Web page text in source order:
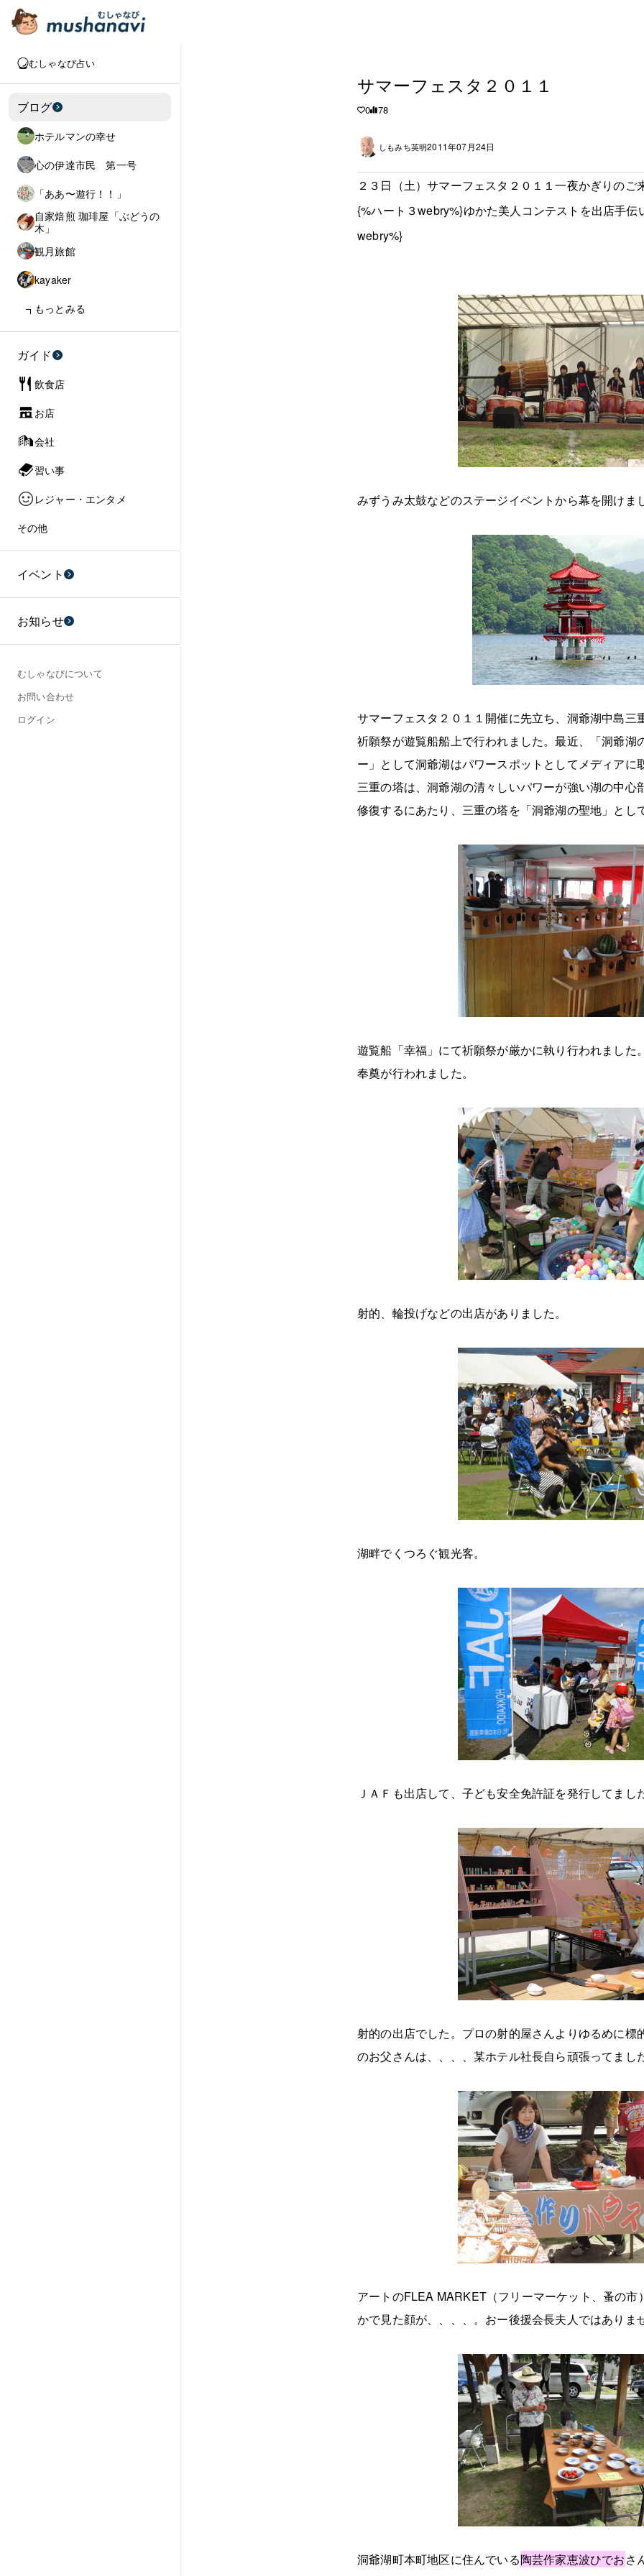
むしゃなび占い
ブログ
ホテルマンの幸せ
心の伊達市民 第一号
「ああ〜遊行！！」
自家焙煎 珈琲屋「ぶどうの
木」
観月旅館
kayaker
もっとみる
ガイド
飲食店
お店
会社
習い事
レジャー・エンタメ
その他
イベント
お知らせ
むしゃなびについて
お問い合わせ
ログイン
サマーフェスタ２０１１
0 78
しもみち英明2011年07月24日
２３日（土）サマーフェスタ２０１１一夜かぎりの
{%ハート３webry%}ゆかた美人コンテストを出店手伝
webry%}
みずうみ太鼓などのステージイベントから幕を開けま
サマーフェスタ２０１１開催に先立ち、洞爺湖中島三
祈願祭が遊覧船船上で行われました。最近、「洞爺湖
ー」として洞爺湖はパワースポットとしてメディアに
三重の塔は、洞爺湖の清々しいパワーが強い湖の中心
修復するにあたり、三重の塔を「洞爺湖の聖地」とし
遊覧船「幸福」にて祈願祭が厳かに執り行われました
奉奠が行われました。
射的、輪投げなどの出店がありました。
湖畔でくつろぐ観光客。
ＪＡＦも出店して、子ども安全免許証を発行してまし
射的の出店でした。プロの射的屋さんよりゆるめに標
のお父さんは、、、、某ホテル社長自ら頑張ってまし
アートのFLEA MARKET（フリーマーケット、蚤の市
かで見た顔が、、、、。おー後援会長夫人ではありま
洞爺湖町本町地区に住んでいる陶芸作家恵波ひでおさ